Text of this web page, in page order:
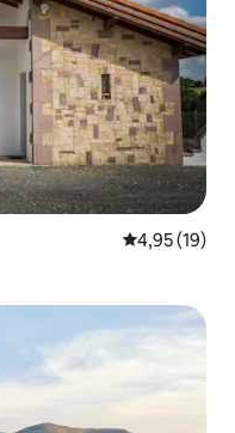
Évaluation
4,95 (19)
appréciés